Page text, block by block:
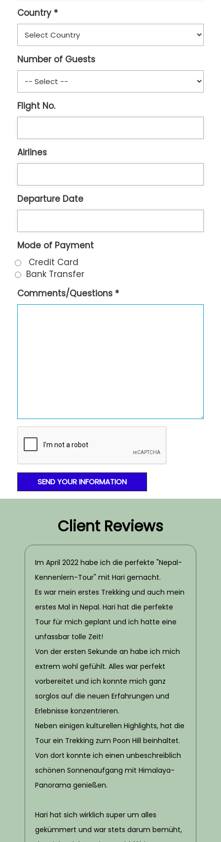
Country *
Number of Guests
Flight No.
Airlines
Departure Date
Mode of Payment
Credit Card
Bank Transfer
Comments/Questions *
Client Reviews
Im April 2022 habe ich die perfekte "Nepal-
Kennenlern-Tour" mit Hari gemacht.
Es war mein erstes Trekking und auch mein
erstes Mal in Nepal. Hari hat die perfekte
Tour für mich geplant und ich hatte eine
unfassbar tolle Zeit!
Von der ersten Sekunde an habe ich mich
extrem wohl gefühlt. Alles war perfekt
vorbereitet und ich konnte mich ganz
sorglos auf die neuen Erfahrungen und
Erlebnisse konzentrieren.
Neben einigen kulturellen Highlights, hat die
Tour ein Trekking zum Poon Hill beinhaltet.
Von dort konnte ich einen unbeschreiblich
schönen Sonnenaufgang mit Himalaya-
Panorama genießen.
Hari hat sich wirklich super um alles
gekümmert und war stets darum bemüht,